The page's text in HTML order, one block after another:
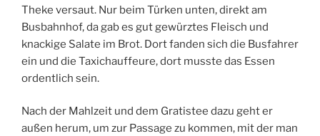
Theke versaut. Nur beim Türken unten, direkt am
Busbahnhof, da gab es gut gewürztes Fleisch und
knackige Salate im Brot. Dort fanden sich die Busfahrer
ein und die Taxichauffeure, dort musste das Essen
ordentlich sein.
Nach der Mahlzeit und dem Gratistee dazu geht er
außen herum, um zur Passage zu kommen, mit der man